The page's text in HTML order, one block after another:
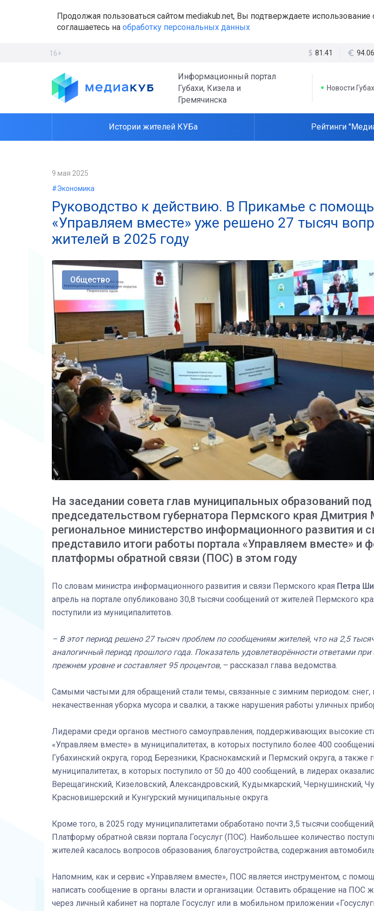
Продолжая пользоваться сайтом mediakub.net, Вы подтверждаете
соглашаетесь на обработку персональных данных
16+ 81.41 94.06
Информационный портал
Губахи, Кизела и
Гремячинска
Новости
Истории жителей КУБа Рейтинги
9 мая 2025
#Экономика
Руководство к действию. В Прикамье с
«Управляем вместе» уже решено 27 тысяч
жителей в 2025 году
Общество
На заседании совета глав муниципальных образований под
председательством губернатора Пермского края Дмитрия
региональное министерство информационного развития и
представило итоги работы портала «Управляем вместе» и
платформы обратной связи (ПОС) в этом году
По словам министра информационного развития и связи Пермского края Петра
апрель на портале опубликовано 30,8 тысячи сообщений от жителей Пермского
поступили из муниципалитетов.
– В этот период решено 27 тысяч проблем по сообщениям жителей, что на 2,5
аналогичный период прошлого года. Показатель удовлетворённости ответами при
прежнем уровне и составляет 95 процентов, – рассказал глава ведомства.
Самыми частыми для обращений стали темы, связанные с зимним периодом: снег,
некачественная уборка мусора и свалки, а также нарушения работы уличных
Лидерами среди органов местного самоуправления, поддерживающих высокие
«Управляем вместе» в муниципалитетах, в которых поступило более 400
Губахинский округа, город Березники, Краснокамский и Пермский округа, а также
муниципалитетах, в которых поступило от 50 до 400 сообщений, в лидерах
Верещагинский, Кизеловский, Александровский, Кудымкарский, Чернушинский,
Красновишерский и Кунгурский муниципальные округа.
Кроме того, в 2025 году муниципалитетами обработано почти 3,5 тысячи
Платформу обратной связи портала Госуслуг (ПОС). Наибольшее количество
жителей касалось вопросов образования, благоустройства, содержания
Напомним, как и сервис «Управляем вместе», ПОС является инструментом, с
написать сообщение в органы власти и организации. Оставить обращение на ПОС
через личный кабинет на портале Госуслуг или в мобильном приложении